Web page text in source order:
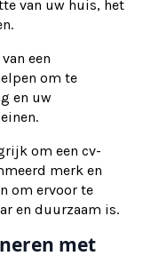
van uw huis, het
een
om te
en uw
om een cv-
merk en
om ervoor te
en duurzaam is.
met